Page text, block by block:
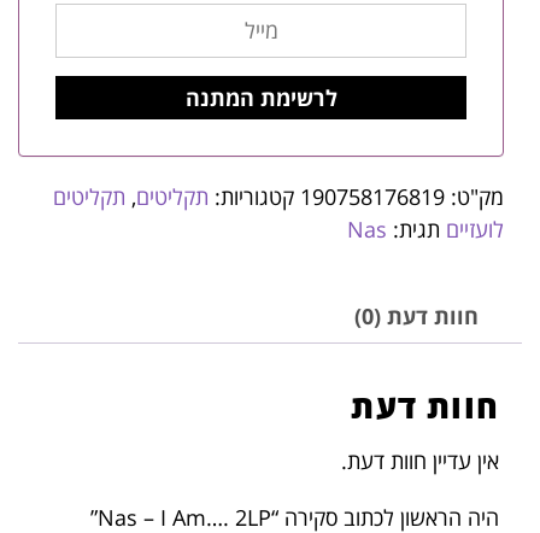
מק"ט: 190758176819 קטגוריות: תקליטים, תקליטים
לועזיים תגית: Nas
חוות דעת (0)
חוות דעת
אין עדיין חוות דעת.
היה הראשון לכתוב סקירה “Nas – I Am…. 2LP”